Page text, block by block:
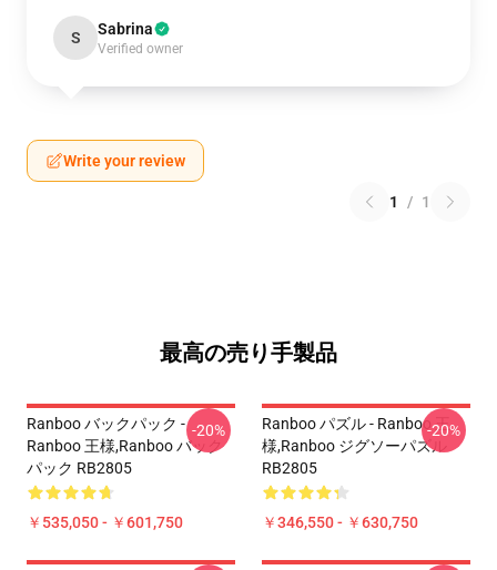
S Sabrina
Verified owner
Write your review
1 / 1
最高の売り手製品
Ranboo バックパック -
Ranboo 王様,Ranboo バック
パック RB2805
￥535,050 - ￥601,750
-20%
Ranboo パズル - Ranboo 王
様,Ranboo ジグソーパズル
RB2805
￥346,550 - ￥630,750
-20%